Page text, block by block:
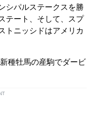
シパルステークスを勝
テート、そして、スプ
トニッシドはアメリカ
種牡馬の産駒でダービ